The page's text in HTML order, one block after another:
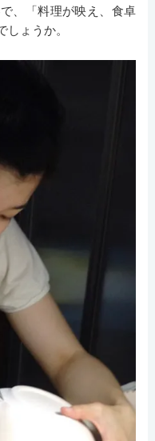
、「料理が映え、食卓
ょうか。